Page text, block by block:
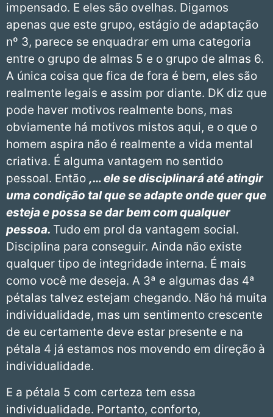
impensado. E eles são ovelhas. Digamos
apenas que este grupo, estágio de adaptação
nº 3, parece se enquadrar em uma categoria
entre o grupo de almas 5 e o grupo de almas 6.
A única coisa que fica de fora é bem, eles são
realmente legais e assim por diante. DK diz que
pode haver motivos realmente bons, mas
obviamente há motivos mistos aqui, e o que o
homem aspira não é realmente a vida mental
criativa. É alguma vantagem no sentido
pessoal. Então ,… ele se disciplinará até atingir
uma condição tal que se adapte onde quer que
esteja e possa se dar bem com qualquer
pessoa. Tudo em prol da vantagem social.
Disciplina para conseguir. Ainda não existe
qualquer tipo de integridade interna. É mais
como você me deseja. A 3ª e algumas das 4ª
pétalas talvez estejam chegando. Não há muita
individualidade, mas um sentimento crescente
de eu certamente deve estar presente e na
pétala 4 já estamos nos movendo em direção à
individualidade.
E a pétala 5 com certeza tem essa
individualidade. Portanto, conforto,